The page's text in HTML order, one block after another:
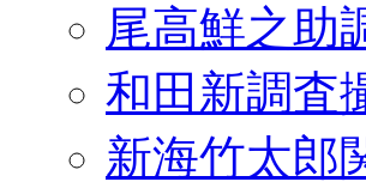
尾高鮮之助
和田新調査
新海竹太郎